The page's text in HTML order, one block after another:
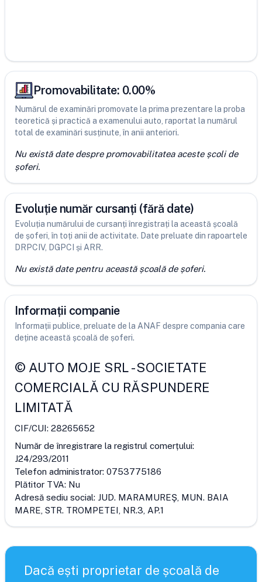
Promovabilitate: 0.00%
Numărul de examinări promovate la prima prezentare la proba
teoretică și practică a examenului auto, raportat la numărul
total de examinări susținute, în anii anteriori.
Nu există date despre promovabilitatea aceste școli de
șoferi.
Evoluție număr cursanți (fără date)
Evoluția numărului de cursanți înregistrați la această școală
de șoferi, în toți anii de activitate. Date preluate din rapoartele
DRPCIV, DGPCI și ARR.
Nu există date pentru această școală de șoferi.
Informații companie
Informații publice, preluate de la ANAF despre compania care
deține această școală de șoferi.
© AUTO MOJE SRL-SOCIETATE
COMERCIALĂ CU RĂSPUNDERE
LIMITATĂ
CIF/CUI: 28265652
Număr de înregistrare la registrul comerțului:
J24/293/2011
Telefon administrator: 0753775186
Plătitor TVA: Nu
Adresă sediu social: JUD. MARAMUREŞ, MUN. BAIA
MARE, STR. TROMPETEI, NR.3, AP.1
Dacă ești proprietar de școală de